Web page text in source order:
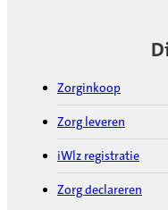
Zorginkoop
Zorg leveren
iWlz registratie
Zorg declareren